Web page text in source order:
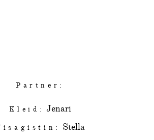
Partner:
Kleid: Jenari
Stella